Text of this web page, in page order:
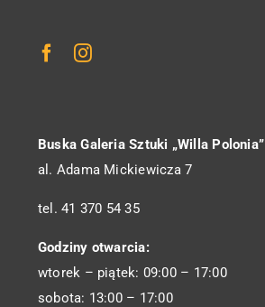
Buska Galeria Sztuki „Willa Polonia”
al. Adama Mickiewicza 7
tel. 41 370 54 35
Godziny otwarcia:
wtorek – piątek: 09:00 – 17:00
sobota: 13:00 – 17:00